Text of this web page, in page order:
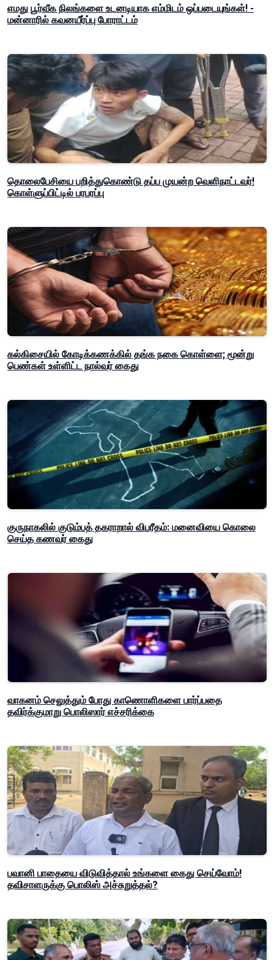
எமது பூர்வீக நிலங்களை உடனடியாக எம்மிடம் ஒப்படையுங்கள்! -
மன்னாரில் கவனயீர்ப்பு போராட்டம்
தொலைபேசியை பறித்துகொண்டு தப்ப முயன்ற வெளிநாட்டவர்!
கொள்ளுப்பிட்டில் பரபரப்பு
கல்கிசையில் கோடிக்கணக்கில் தங்க நகை கொள்ளை; மூன்று
பெண்கள் உள்ளிட்ட நால்வர் கைது
குருநாகலில் குடும்பத் தகராறால் விபரீதம்: மனைவியை கொலை
செய்த கணவர் கைது
வாகனம் செலுத்தும் போது காணொளிகளை பார்ப்பதை
தவிர்க்குமாறு பொலிஸார் எச்சரிக்கை
பவானி பாதையை விடுவித்தால் உங்களை கைது செய்வோம்!
தவிசாளருக்கு பொலிஸ் அச்சுறுத்தல்?